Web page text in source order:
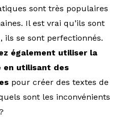
sont très populaires
Il est vrai qu’ils sont
ils se sont perfectionnés.
également utiliser la
en utilisant des
pour créer des textes de
sont les inconvénients